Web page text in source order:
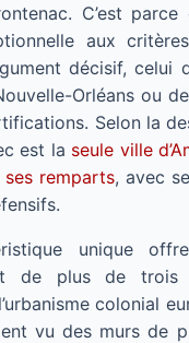
C’est
aux
décisif,
Orléans ou
Selon la
est la seule ville
remparts, avec
unique
de plus de trois
colonial
vu des murs de